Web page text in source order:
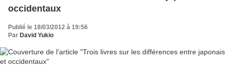
occidentaux
Publié le 18/03/2012 à 19:56
Par David Yukio